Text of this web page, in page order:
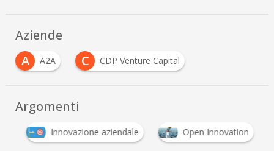
Aziende
A
A2A C CDP Venture Capital
Argomenti
Innovazione aziendale Open Innovation